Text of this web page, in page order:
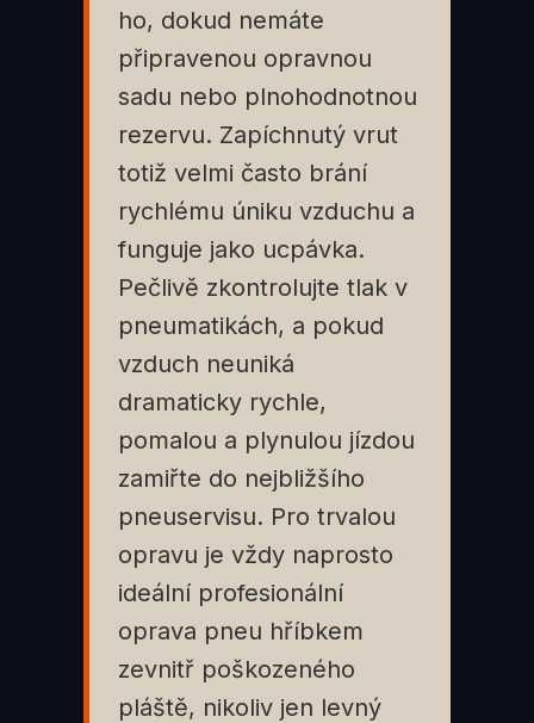
ho, dokud nemáte
připravenou opravnou
sadu nebo plnohodnotnou
rezervu. Zapíchnutý vrut
totiž velmi často brání
rychlému úniku vzduchu a
funguje jako ucpávka.
Pečlivě zkontrolujte tlak v
pneumatikách, a pokud
vzduch neuniká
dramaticky rychle,
pomalou a plynulou jízdou
zamiřte do nejbližšího
pneuservisu. Pro trvalou
opravu je vždy naprosto
ideální profesionální
oprava pneu hříbkem
zevnitř poškozeného
pláště, nikoliv jen levný